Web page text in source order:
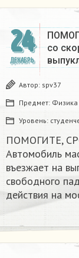
24
ДЕКАБРЬ
со
Автор: spv37
Предмет: Физика
Уровень:
ПОМОГИТЕ,
Автомобиль
въезжает на
свободного
действия на